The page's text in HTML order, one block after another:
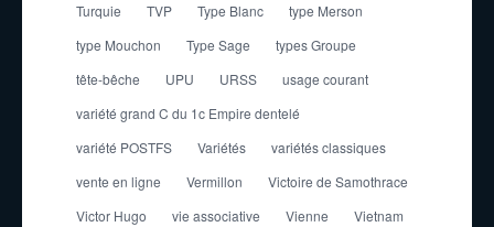
Turquie
TVP Type Blanc
type Merson
type Mouchon
Type Sage
types Groupe
tête-bêche
UPU URSS
usage courant
variété grand C du 1c Empire dentelé
variété POSTFS
Variétés
variétés classiques
vente en ligne
Vermillon
Victoire de Samothrace
Victor Hugo
vie associative Vienne
Vietnam